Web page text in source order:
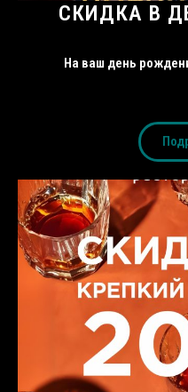
СКИДКА В
На ваш день